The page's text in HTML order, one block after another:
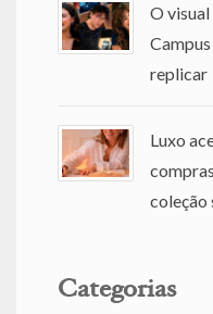
O
replicar
Luxo
coleção
Categorias